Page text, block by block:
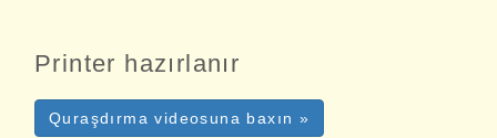
Printer hazırlanır
Quraşdırma videosuna baxın »